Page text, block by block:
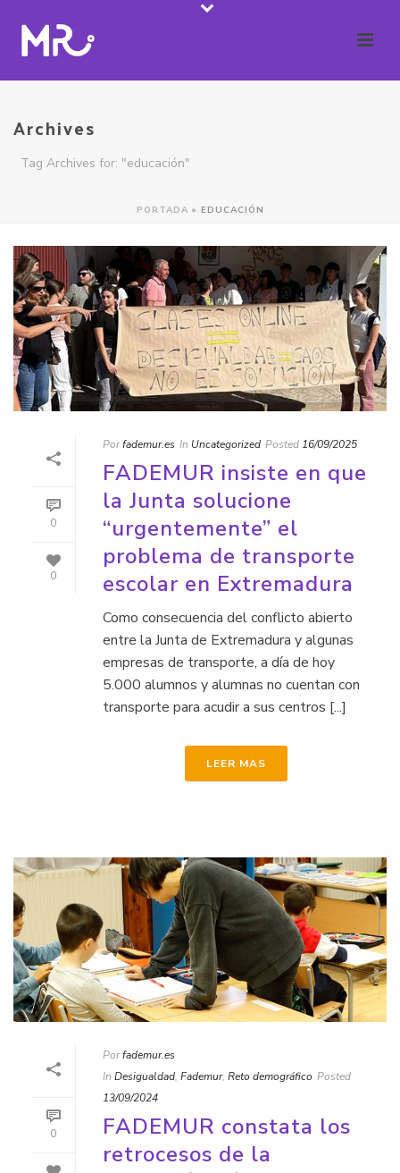
Archives
Tag Archives for: "educación"
PORTADA » EDUCACIÓN
0
0
Porfademur.es In Uncategorized Posted 16/09/2025
FADEMUR insiste en que
la Junta solucione
“urgentemente” el
problema de transporte
escolar en Extremadura
Como consecuencia del conflicto abierto
entre la Junta de Extremadura y algunas
empresas de transporte, a día de hoy
5.000 alumnos y alumnas no cuentan con
transporte para acudir a sus centros [...]
LEER MAS
0
Porfademur.es
In Desigualdad, Fademur, Reto demográfico Posted
13/09/2024
FADEMUR constata los
retrocesos de la